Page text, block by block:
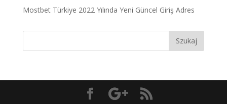
Mostbet Türkiye 2022 Yılında Yeni Güncel Giriş Adres